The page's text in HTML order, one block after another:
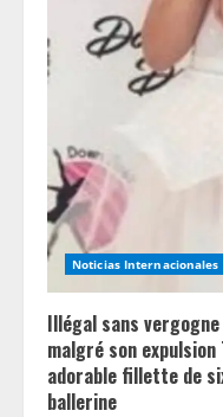
e
d
i
n
g
Noticias Internacionales
Illégal sans
malgré son
adorable fillette de
ballerine